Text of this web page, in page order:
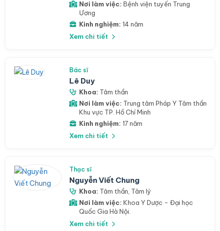
Nơi làm việc: Bệnh viện tuyến Trung
Ương
Kinh nghiệm: 14 năm
Xem chi tiết
Bác sĩ
Lê Duy
Khoa: Tâm thần
Nơi làm việc: Trung tâm Pháp Y Tâm thần
Khu vực TP. Hồ Chí Minh
Kinh nghiệm: 17 năm
Xem chi tiết
Thạc sĩ
Nguyễn Viết Chung
Khoa: Tâm thần Tâm lý
Nơi làm việc: Khoa Y Dược - Đại học
Quốc Gia Hà Nội.
Xem chi tiết